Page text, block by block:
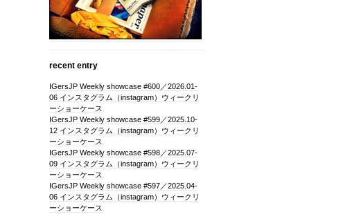
recent entry
IGersJP Weekly showcase #600／2026.01-
06 インスタグラム（instagram）ウィークリ
ーショーケース
IGersJP Weekly showcase #599／2025.10-
12 インスタグラム（instagram）ウィークリ
ーショーケース
IGersJP Weekly showcase #598／2025.07-
09 インスタグラム（instagram）ウィークリ
ーショーケース
IGersJP Weekly showcase #597／2025.04-
06 インスタグラム（instagram）ウィークリ
ーショーケース